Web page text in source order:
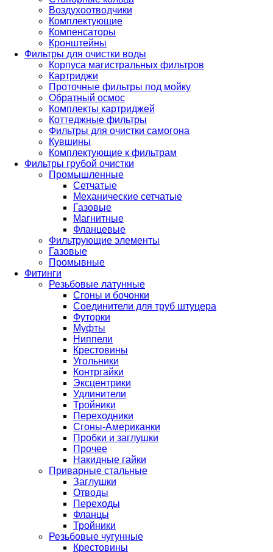
Воздухоотводчики
Комплектующие
Компенсаторы
Кронштейны
Фильтры для очистки воды
Корпуса магистральных фильтров
Картриджи
Проточные фильтры под мойку
Обратный осмос
Комплекты картриджей
Коттеджные фильтры
Фильтры для очистки самогона
Кувшины
Комплектующие к фильтрам
Фильтры грубой очистки
Промышленные
Сетчатые
Механические сетчатые
Газовые
Магнитные
Фланцевые
Фильтрующие элементы
Газовые
Промывные
Фитинги
Резьбовые латунные
Сгоны и бочонки
Соединители для труб штуцера
Футорки
Муфты
Ниппели
Крестовины
Угольники
Контргайки
Эксцентрики
Удлинители
Тройники
Переходники
Сгоны-Американки
Пробки и заглушки
Прочее
Накидные гайки
Приварные стальные
Заглушки
Отводы
Переходы
Фланцы
Тройники
Резьбовые чугунные
Крестовины